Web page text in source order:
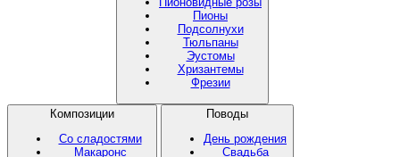
Пионы
Подсолнухи
Тюльпаны
Эустомы
Хризантемы
Фрезии
Композиции
Со сладостями
Макаронс
Поводы
День рождения
Свадьба